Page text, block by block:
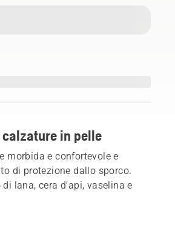
calzature in pelle
morbida e confortevole e
di protezione dallo sporco.
di lana, cera d'api, vaselina e